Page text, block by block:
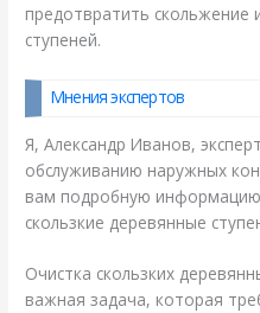
предотвратить скольжение
ступеней.
Мнения экспертов
Я, Александр Иванов,
обслуживанию наружных
вам подробную
скользкие деревянные
Очистка скользких
важная задача, которая